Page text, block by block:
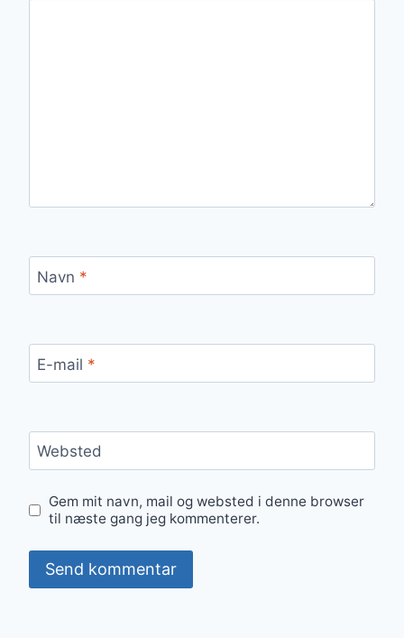
Navn *
E-mail *
Websted
Gem mit navn, mail og websted i denne browser
til næste gang jeg kommenterer.